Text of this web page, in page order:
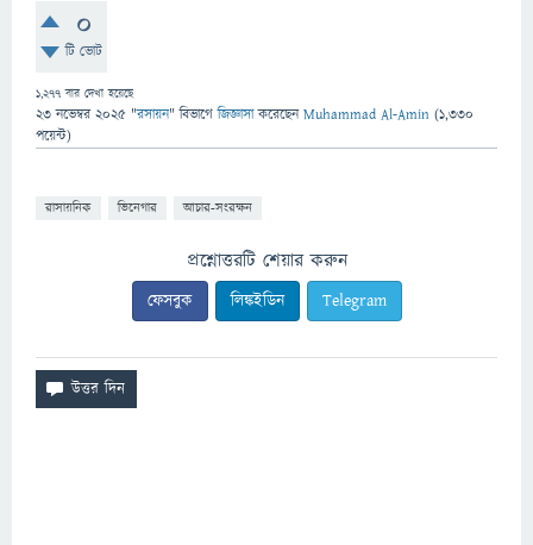
0
টি ভোট
1,277 বার দেখা হয়েছে
23 নভেম্বর 2025 "রসায়ন" বিভাগে জিজ্ঞাসাকরেছেনMuhammad Al-Amin (1,330
পয়েন্ট)
রাসায়নিক ভিনেগার আচার-সংরক্ষন
প্রশ্নোত্তরটি শেয়ার করুন
ফেসবুক লিঙ্কইডিন Telegram